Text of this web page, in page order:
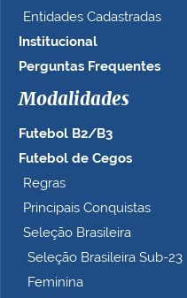
a
n
h
c
m
p
e
t
o
Entidades Cadastradas
Institucional
Perguntas Frequentes
Modalidades
Futebol B2/B3
Futebol de Cegos
Regras
Principais Conquistas
Seleção Brasileira
Seleção Brasileira Sub-23
Feminina